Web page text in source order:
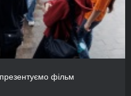
фільм